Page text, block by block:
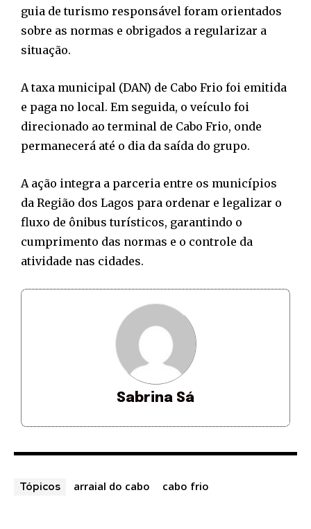
guia de turismo responsável foram orientados
sobre as normas e obrigados a regularizar a
situação.
A taxa municipal (DAN) de Cabo Frio foi emitida
e paga no local. Em seguida, o veículo foi
direcionado ao terminal de Cabo Frio, onde
permanecerá até o dia da saída do grupo.
A ação integra a parceria entre os municípios
da Região dos Lagos para ordenar e legalizar o
fluxo de ônibus turísticos, garantindo o
cumprimento das normas e o controle da
atividade nas cidades.
Sabrina Sá
Tópicos arraial do cabo cabo frio